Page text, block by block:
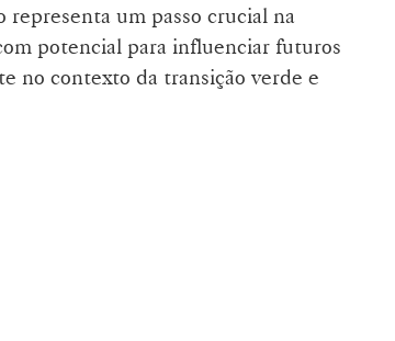
um passo crucial na
potencial para influenciar futuros
no contexto da transição verde e